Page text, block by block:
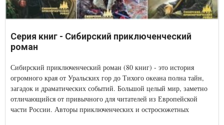
Серия книг - Сибирский приключенческий
роман
Сибирский приключенческий роман (80 книг) - это история
огромного края от Уральских гор до Тихого океана полна тайн,
загадок и драматических событий. Большой целый мир, заметно
отличающийся от привычного для читателей из Европейской
части России. Авторы приключенческих и остросюжетных